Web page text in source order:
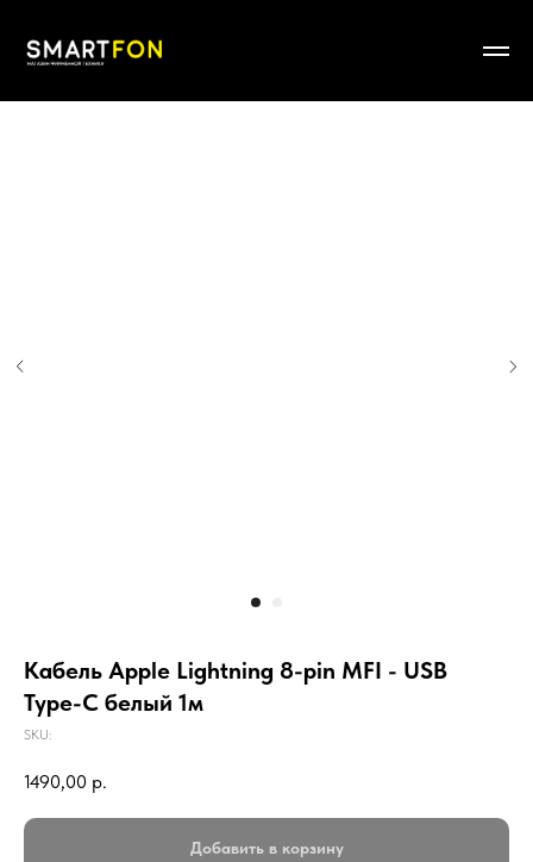
Кабель Apple Lightning 8-pin MFI - USB
Type-C белый 1м
SKU:
1490,00 р.
Добавить в корзину